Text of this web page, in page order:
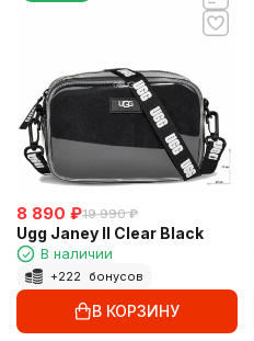
8 890 ₽19 990 ₽
Ugg Janey II Clear Black
В наличии
+222 бонусов
В КОРЗИНУ